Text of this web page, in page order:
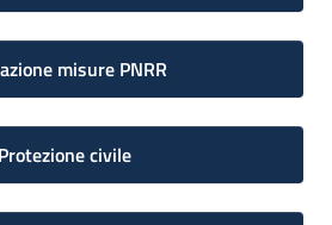
misure PNRR
Protezione civile